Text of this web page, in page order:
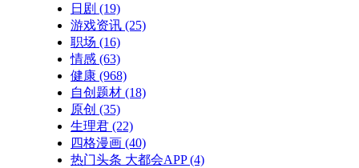
日剧 (19)
游戏资讯 (25)
职场 (16)
情感 (63)
健康 (968)
自创题材 (18)
原创 (35)
生理君 (22)
四格漫画 (40)
热门头条 大都会APP(4)